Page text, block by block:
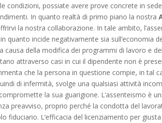
condizioni, possiate avere prove concrete in
In quanto realtà di primo piano la nostra
la nostra collaborazione. In tale ambito,
quanto incide negativamente sia sull’economia
causa della modifica dei programmi di lavoro e
attraverso casi in cui il dipendente non è
che la persona in questione compie, in tal
di infermità, svolge una qualsiasi attività
la sua guarigione. L’assenteismo è
preavviso, proprio perché la condotta del
fiduciario. L’efficacia del licenziamento per